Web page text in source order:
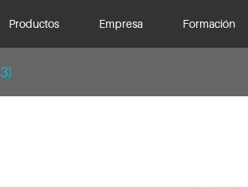
Productos Empresa Formación